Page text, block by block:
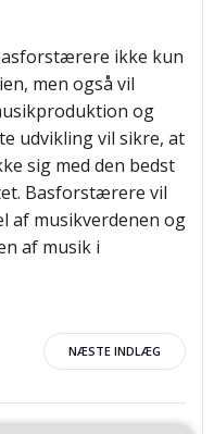
ikke kun
men også vil
og
udvikling vil sikre, at
sig med den bedst
Basforstærere vil
musikverdenen og
af musik i
NÆSTE INDLÆG